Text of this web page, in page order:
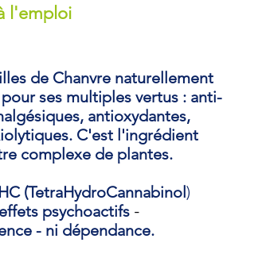
l'emploi
de Chanvre naturellement
ses multiples vertus : anti-
antioxydantes,
C'est l'ingrédient
complexe de plantes.
(TetraHydroCannabinol)
psychoactifs -
- ni dépendance.